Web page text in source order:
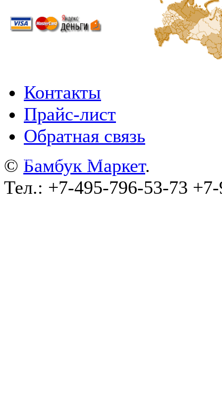
Контакты
Прайс-лист
Обратная связь
© wa-plugins.ru - Разработка сайта
© Бамбук Маркет.
Тел.: +7-495-796-53-73